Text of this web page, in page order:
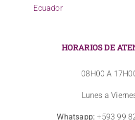
Ecuador
HORARIOS DE
08H00 A
Lunes a
Whatsapp: +593 99